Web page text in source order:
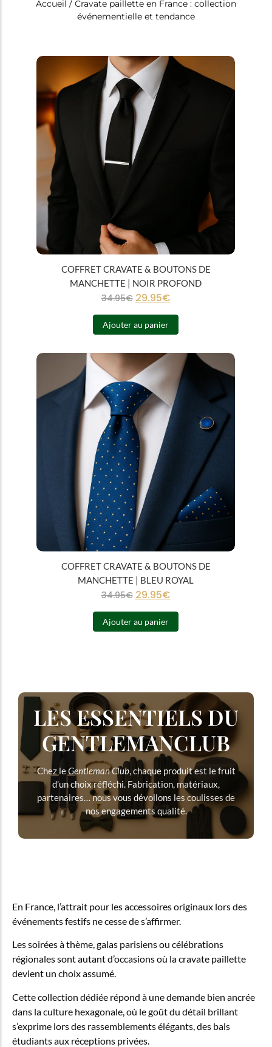
Accueil / Cravate paillette en France : collection
événementielle et tendance
COFFRET CRAVATE & BOUTONS DE
MANCHETTE | NOIR PROFOND
34.95€ 29.95€
Ajouter au panier
COFFRET CRAVATE & BOUTONS DE
MANCHETTE | BLEU ROYAL
34.95€ 29.95€
Ajouter au panier
LES ESSENTIELS DU
GENTLEMANCLUB
Chez leGentleman Club, chaque produit est le fruit
d’un choix réfléchi. Fabrication, matériaux,
partenaires… nous vous dévoilons les coulisses de
nos engagements qualité.
En France, l’attrait pour les accessoires originaux lors des
événements festifs ne cesse de s’affirmer.
Les soirées à thème, galas parisiens ou célébrations
régionales sont autant d’occasions où la cravate paillette
devient un choix assumé.
Cette collection dédiée répond à une demande bien ancrée
dans la culture hexagonale, où le goût du détail brillant
s’exprime lors des rassemblements élégants, des bals
étudiants aux réceptions privées.